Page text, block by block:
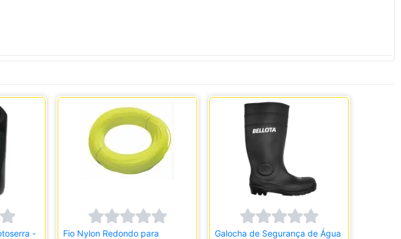
-
Fio Nylon Redondo para
Galocha de Segurança de Água